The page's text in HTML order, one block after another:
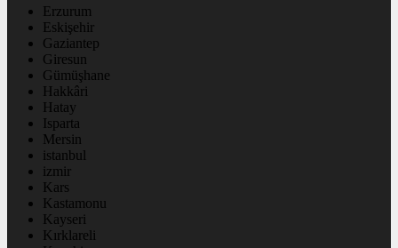
Erzurum
Eskişehir
Gaziantep
Giresun
Gümüşhane
Hakkâri
Hatay
Isparta
Mersin
istanbul
izmir
Kars
Kastamonu
Kayseri
Kırklareli